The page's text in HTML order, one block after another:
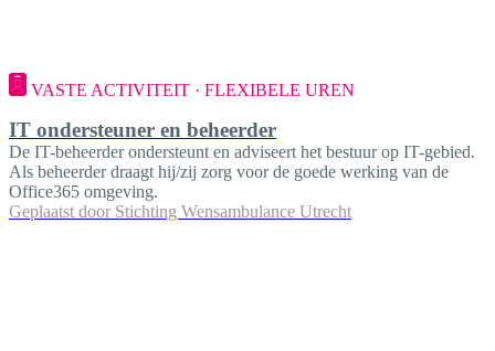
VASTE ACTIVITEIT · FLEXIBELE UREN
IT ondersteuner en beheerder
De IT-beheerder ondersteunt en adviseert het bestuur op IT-gebied.
Als beheerder draagt hij/zij zorg voor de goede werking van de
Office365 omgeving.
Geplaatst door Stichting Wensambulance Utrecht